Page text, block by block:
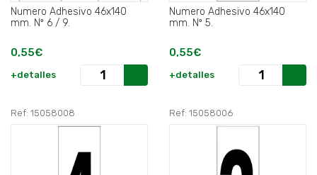
Numero Adhesivo 46x140
mm. Nº 6 / 9.
0,55€
+detalles
Numero Adhesivo 46x140
mm. Nº 5.
0,55€
+detalles
Ref: 15058008 Ref: 15058006